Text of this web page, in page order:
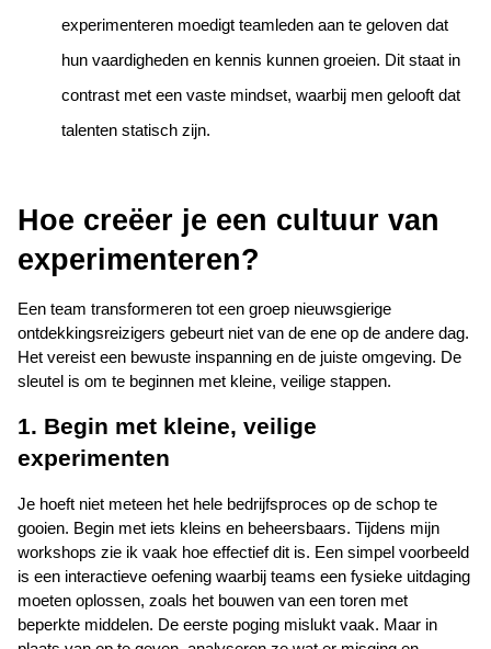
experimenteren moedigt teamleden aan te geloven dat
hun vaardigheden en kennis kunnen groeien. Dit staat in
contrast met een vaste mindset, waarbij men gelooft dat
talenten statisch zijn.
Hoe creëer je een cultuur van
experimenteren?
Een team transformeren tot een groep nieuwsgierige
ontdekkingsreizigers gebeurt niet van de ene op de andere dag.
Het vereist een bewuste inspanning en de juiste omgeving. De
sleutel is om te beginnen met kleine, veilige stappen.
1. Begin met kleine, veilige
experimenten
Je hoeft niet meteen het hele bedrijfsproces op de schop te
gooien. Begin met iets kleins en beheersbaars. Tijdens mijn
workshops zie ik vaak hoe effectief dit is. Een simpel voorbeeld
is een interactieve oefening waarbij teams een fysieke uitdaging
moeten oplossen, zoals het bouwen van een toren met
beperkte middelen. De eerste poging mislukt vaak. Maar in